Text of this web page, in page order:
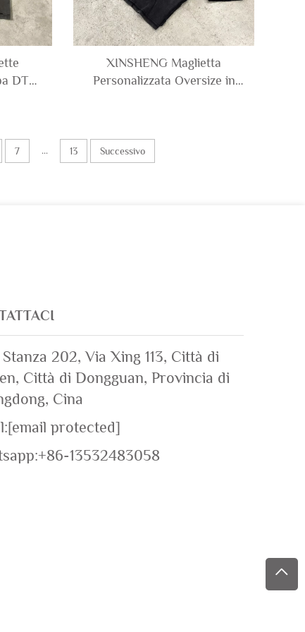
DTG
XINSHENG Maglietta
Personalizzata Oversize in
per Uomo
7 ... 13 Successivo
202, Via Xing 113, Città di
Città di Dongguan, Provincia di
Cina
[email protected]
+86-13532483058